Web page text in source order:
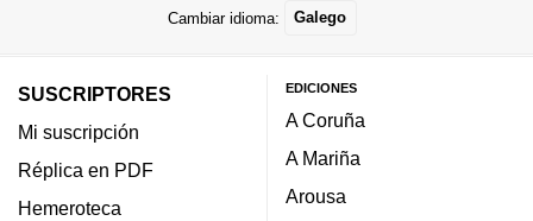
Cambiar idioma: Galego
SUSCRIPTORES
Mi suscripción
Réplica en PDF
Hemeroteca
EDICIONES
A Coruña
A Mariña
Arousa